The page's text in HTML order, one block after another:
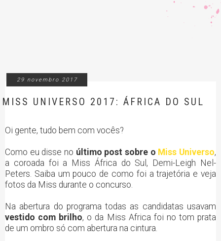
29 novembro 2017
MISS UNIVERSO 2017: ÁFRICA DO SUL
Oi gente, tudo bem com vocês?
Como eu disse no último post sobre o Miss Universo,
a coroada foi a Miss África do Sul, Demi-Leigh Nel-
Peters. Saiba um pouco de como foi a trajetória e veja
fotos da Miss durante o concurso.
Na abertura do programa todas as candidatas usavam
vestido com brilho, o da Miss Africa foi no tom prata
de um ombro só com abertura na cintura.